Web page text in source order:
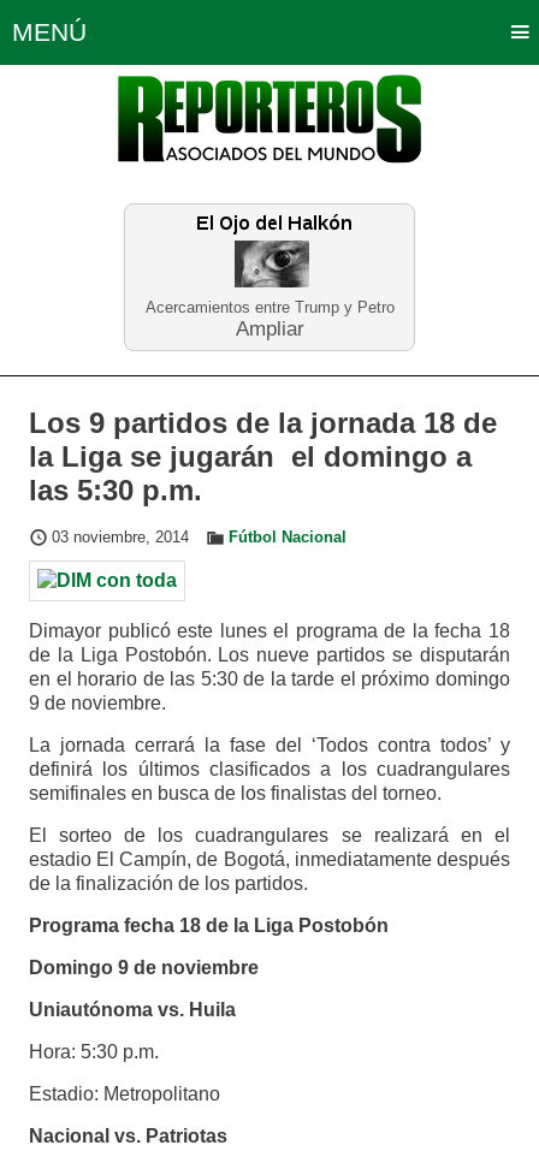
Acercamientos entre Trump y Petro
Ampliar
MENÚ
Política Opinión Bogotá
Planeta Tierra Deportes
Educación Neira
Los 9 partidos de la jornada 18 de
la Liga se jugarán el domingo a
las 5:30 p.m.
03 noviembre, 2014 Fútbol Nacional
Dimayor publicó este lunes el programa de la fecha 18
de la Liga Postobón. Los nueve partidos se disputarán
en el horario de las 5:30 de la tarde el próximo domingo
9 de noviembre.
La jornada cerrará la fase del ‘Todos contra todos’ y
definirá los últimos clasificados a los cuadrangulares
semifinales en busca de los finalistas del torneo.
El sorteo de los cuadrangulares se realizará en el
estadio El Campín, de Bogotá, inmediatamente después
de la finalización de los partidos.
Programa fecha 18 de la Liga Postobón
Domingo 9 de noviembre
Uniautónoma vs. Huila
Hora: 5:30 p.m.
Estadio: Metropolitano
Nacional vs. Patriotas